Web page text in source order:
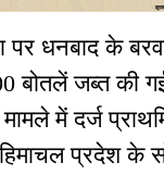
पर धनबाद के
बोतलें जब्त की
में दर्ज
प्रदेश के